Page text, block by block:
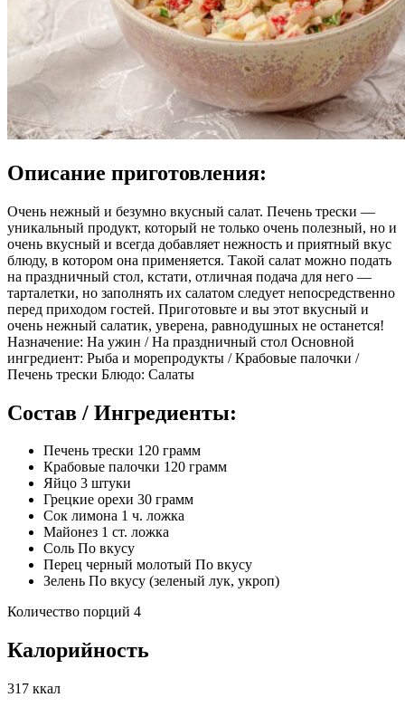
Описание приготовления:
Очень нежный и безумно вкусный салат. Печень трески —
уникальный продукт, который не только очень полезный, но и
очень вкусный и всегда добавляет нежность и приятный вкус
блюду, в котором она применяется. Такой салат можно подать
на праздничный стол, кстати, отличная подача для него —
тарталетки, но заполнять их салатом следует непосредственно
перед приходом гостей. Приготовьте и вы этот вкусный и
очень нежный салатик, уверена, равнодушных не останется!
Назначение: На ужин / На праздничный стол Основной
ингредиент: Рыба и морепродукты / Крабовые палочки /
Печень трески Блюдо: Салаты
Состав / Ингредиенты:
Печень трески 120 грамм
Крабовые палочки 120 грамм
Яйцо 3 штуки
Грецкие орехи 30 грамм
Сок лимона 1 ч. ложка
Майонез 1 ст. ложка
Соль По вкусу
Перец черный молотый По вкусу
Зелень По вкусу (зеленый лук, укроп)
Количество порций 4
Калорийность
317 ккал